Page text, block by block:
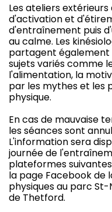
Les ateliers
d'activation et
d'entraînement puis
au calme. Les
partagent également
sujets variés comme
l'alimentation, la
par les mythes et les
physique.
En cas de mauvaise
les séances sont
L'information sera
journée de
plateformes
la page Facebook de
physiques au parc St-
de Thetford.